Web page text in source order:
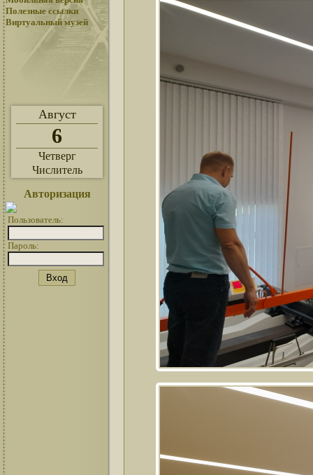
Полезные ссылки
Виртуальный музей
Август
6
Четверг
Числитель
Авторизация
Пользователь:
Пароль: